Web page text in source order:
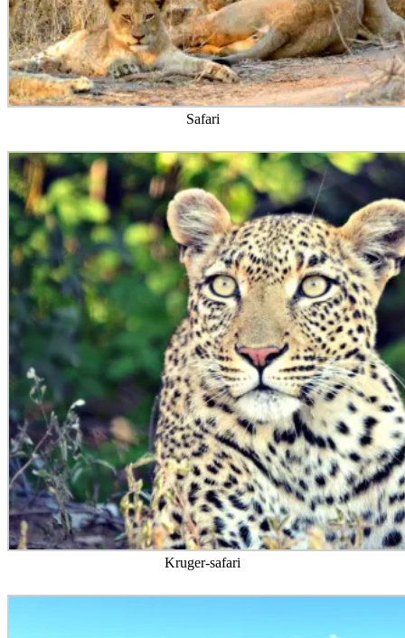
Safari
Kruger-safari